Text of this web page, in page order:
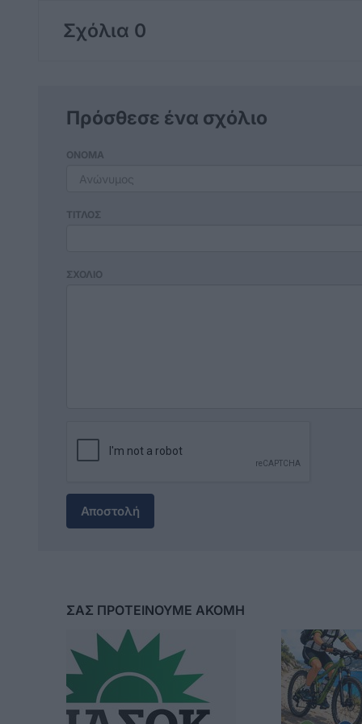
Σχόλια 0
Πρόσθεσε ένα σχόλιο
ΟΝΟΜΑ
ΤΙΤΛΟΣ
ΣΧΟΛΙΟ
Αποστολή
ΣΑΣ ΠΡΟΤΕΙΝΟΥΜΕ ΑΚΟΜΗ